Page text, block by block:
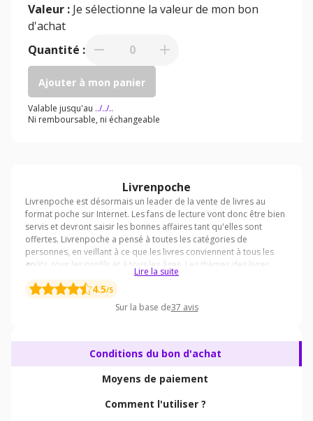
Valeur : Je sélectionne la valeur de mon bon
d'achat
Quantité :
0
Ajouter à mon panier
Valable jusqu'au ../../..
Ni remboursable, ni échangeable
Livrenpoche
Lire la suite
4.5/5
Sur la base de37 avis
Conditions du bon d'achat
Moyens de paiement
Comment l'utiliser ?